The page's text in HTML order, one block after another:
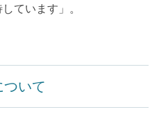
ています」。
いて